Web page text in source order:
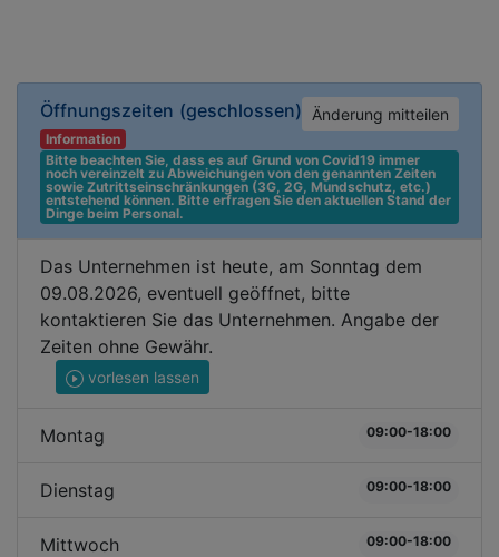
Öffnungszeiten (geschlossen) Änderung mitteilen
Information
Bitte beachten Sie, dass es auf Grund von Covid19 immer
noch vereinzelt zu Abweichungen von den genannten Zeiten
sowie Zutrittseinschränkungen (3G, 2G, Mundschutz, etc.)
entstehend können. Bitte erfragen Sie den aktuellen Stand der
Dinge beim Personal.
Das Unternehmen ist heute, am Sonntag dem
09.08.2026, eventuell geöffnet, bitte
kontaktieren Sie das Unternehmen. Angabe der
Zeiten ohne Gewähr.
vorlesen lassen
Montag 09:00-18:00
Dienstag 09:00-18:00
Mittwoch 09:00-18:00